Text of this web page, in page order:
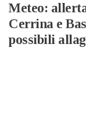
Meteo:
Cerrina e
possibili